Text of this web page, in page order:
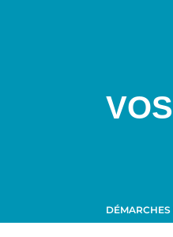
DÉMARCHES